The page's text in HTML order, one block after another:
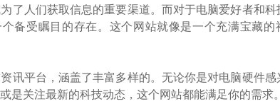
了人们获取信息的重要渠道。而对于电脑爱好者和科
备受瞩目的存在。这个网站就像是一个充满宝藏的
讯平台，涵盖了丰富多样的。无论你是对电脑硬件感
是关注最新的科技动态，这个网站都能满足你的需求。